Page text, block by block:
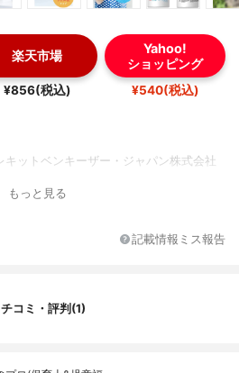
楽天市場
¥856(税込)
Yahoo!
ショッピング
¥540(税込)
キットベンキーザー・ジャパン株式会社
もっと見る
記載情報ミス報告
コミ・評判(1)